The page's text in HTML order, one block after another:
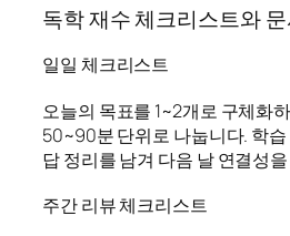
독학 재수 체크리스트와 문
일일 체크리스트
오늘의 목표를 1~2개로 구체화
50~90분 단위로 나눕니다. 학
답 정리를 남겨 다음 날 연결성
주간 리뷰 체크리스트